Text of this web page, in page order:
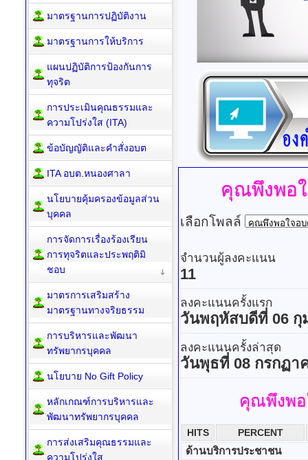
คุณพึงพอ
เลือกโพลล์
จำนวนผู้ลงคะแนน
11
ลงคะแนนครั้งแรก
วันพฤหัสบดีที่ 06 กุ
ลงคะแนนครั้งล่าสุด
วันพุธที่ 08 กรกฏา
คุณพึงพอ
HITS PERCENT
ด้านบริการประชาชน
มาตรฐานการปฏิบัติงาน
มาตรฐานการให้บริการ
แผนปฏิบัติการป้องกันการ
ทุจริต
การประเมินคุณธรรมและ
ความโปร่งใส (ITA)
ข้อบัญญัติและคำสั่งอบต
ITA อบต.หนองศาลา
นโยบายคุ้มครองข้อมูลส่วน
บุคคล
การจัดการเรื่องร้องเรียน
การทุจริตและประพฤติมิ
ชอบ
มาตรการเสริมสร้าง
มาตรฐานทางจริยธรรม
การบริหารและพัฒนา
ทรัพยากรบุคคล
นโยบาย No Gift Policy
หลักเกณฑ์การบริหารและ
พัฒนาทรัพยากรบุคคล
การส่งเสริมคุณธรรมและ
ความโปร่งใส